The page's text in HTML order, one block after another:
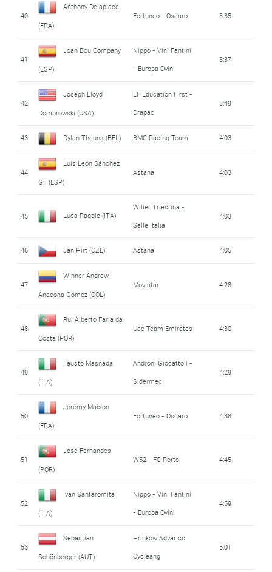
40
Anthony Delaplace
(FRA)
Fortuneo - Oscaro 3:35
41
Joan Bou Company
(ESP)
Nippo - Vini Fantini
- Europa Ovini
3:37
42
Joseph Lloyd
Dombrowski (USA)
EF Education First -
Drapac
3:49
43 Dylan Theuns (BEL) BMC Racing Team 4:03
44
Luis León Sánchez
Gil (ESP)
Astana 4:03
45 Luca Raggio (ITA)
Wilier Triestina -
Selle Italia
4:03
46 Jan Hirt (CZE) Astana 4:05
47
Winner Andrew
Anacona Gomez (COL)
Movistar 4:28
48
Rui Alberto Faria da
Costa (POR)
Uae Team Emirates 4:30
49
Fausto Masnada
(ITA)
Androni Giocattoli -
Sidermec
4:29
50
Jérémy Maison
(FRA)
Fortuneo - Oscaro 4:38
51
José Fernandes
(POR)
W52 - FC Porto 4:45
52
Ivan Santaromita
(ITA)
Nippo - Vini Fantini
- Europa Ovini
4:59
53
Sebastian
Schönberger (AUT)
Hrinkow Advarics
Cycleang
5:01